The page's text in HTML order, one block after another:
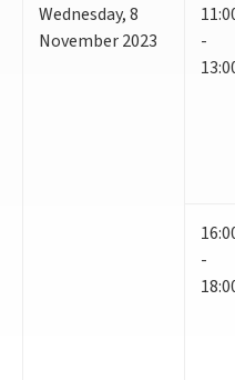
Wednesday,8
November 2023
-
-